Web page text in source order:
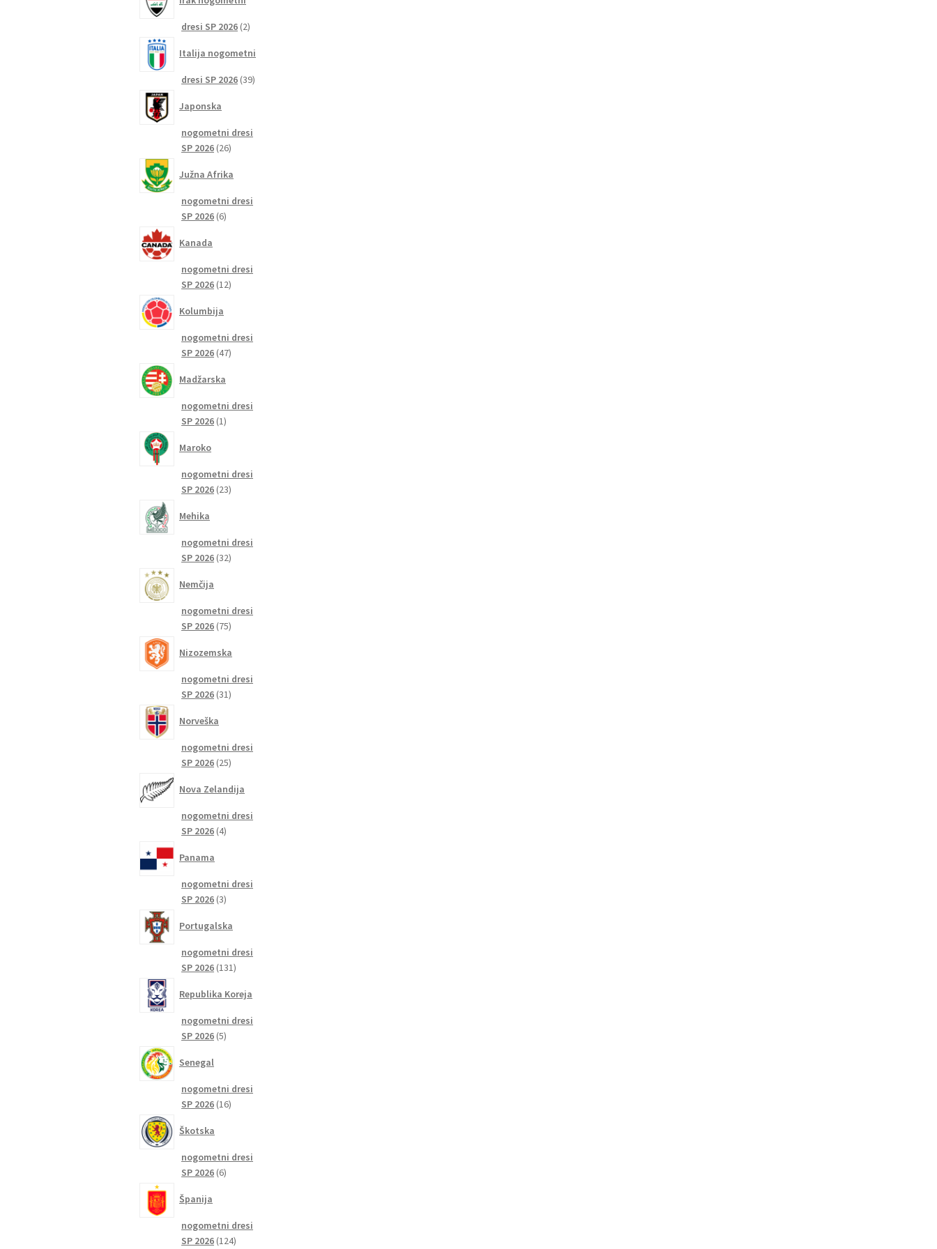
dresi SP 2026 22
Italija nogometni
dresi SP 2026 3939
Japonska
nogometni dresi
SP 2026 2626
Južna Afrika
nogometni dresi
SP 2026 66
Kanada
nogometni dresi
SP 2026 1212
Kolumbija
nogometni dresi
SP 2026 4747
Madžarska
nogometni dresi
SP 2026 11
Maroko
nogometni dresi
SP 2026 2323
Mehika
nogometni dresi
SP 2026 3232
Nemčija
nogometni dresi
SP 2026 7575
Nizozemska
nogometni dresi
SP 2026 3131
Norveška
nogometni dresi
SP 2026 2525
Nova Zelandija
nogometni dresi
SP 2026 44
Panama
nogometni dresi
SP 2026 33
Portugalska
nogometni dresi
SP 2026 131131
Republika Koreja
nogometni dresi
SP 2026 55
Senegal
nogometni dresi
SP 2026 1616
Škotska
nogometni dresi
SP 2026 66
Španija
nogometni dresi
SP 2026 124124